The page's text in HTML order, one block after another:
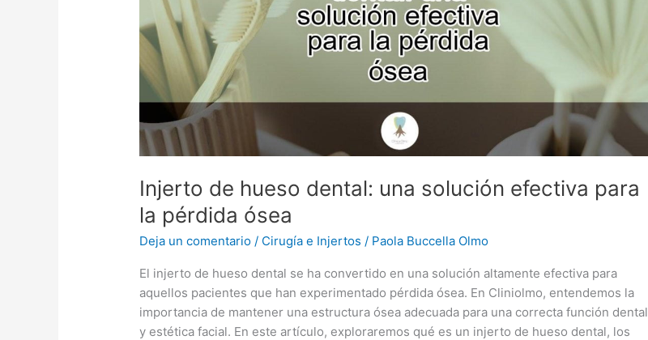
Injerto de hueso dental: una solución efectiva para
la pérdida ósea
Deja un comentario / Cirugía e Injertos / Paola Buccella Olmo
El injerto de hueso dental se ha convertido en una solución altamente efectiva para
aquellos pacientes que han experimentado pérdida ósea. En Cliniolmo, entendemos la
importancia de mantener una estructura ósea adecuada para una correcta función dental
y estética facial. En este artículo, exploraremos qué es un injerto de hueso dental, los
efectiva
para
pérdida
ósea